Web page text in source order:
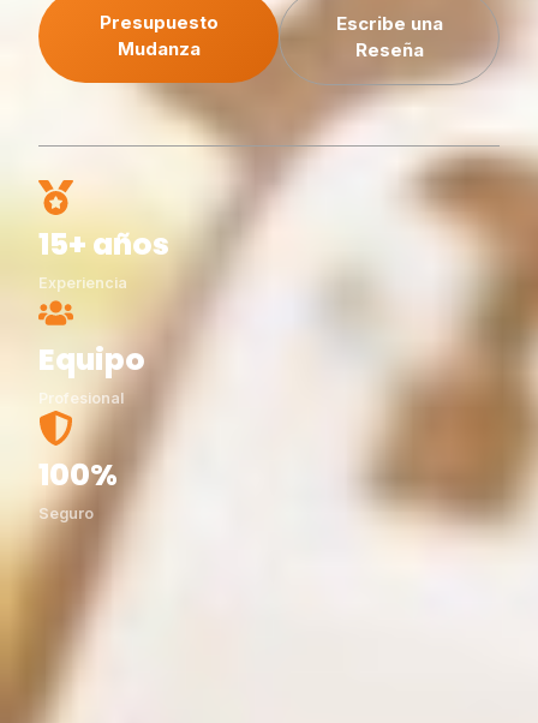
Presupuesto
Mudanza
Escribe una
Reseña
15+ años
Experiencia
Equipo
Profesional
100%
Seguro